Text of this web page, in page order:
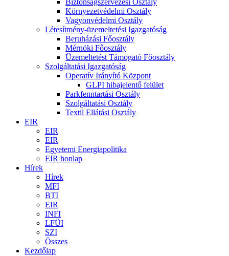
Biztonságszervezési Osztály
Környezetvédelmi Osztály
Vagyonvédelmi Osztály
Létesítmény-üzemeltetési Igazgatóság
Beruházási Főosztály
Mérnöki Főosztály
Üzemeltetést Támogató Főosztály
Szolgáltatási Igazgatóság
Operatív Irányító Központ
GLPI hibajelentő felület
Parkfenntartási Osztály
Szolgáltatási Osztály
Textil Ellátási Osztály
EIR
EIR
EIR
Egyetemi Energiapolitika
EIR honlap
Hírek
Hírek
MFI
BTI
EIR
INFI
LFÜI
SZI
Összes
Kezdőlap